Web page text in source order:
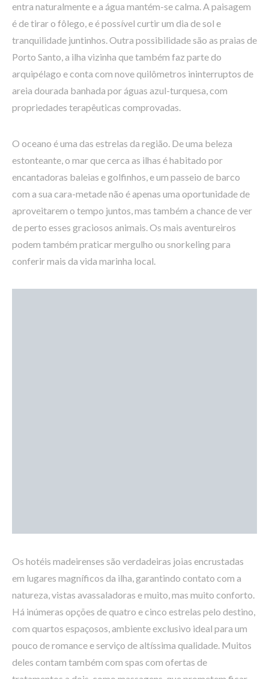
entra naturalmente e a água mantém-se calma. A paisagem
é de tirar o fôlego, e é possível curtir um dia de sol e
tranquilidade juntinhos. Outra possibilidade são as praias de
Porto Santo, a ilha vizinha que também faz parte do
arquipélago e conta com nove quilômetros ininterruptos de
areia dourada banhada por águas azul-turquesa, com
propriedades terapêuticas comprovadas.
O oceano é uma das estrelas da região. De uma beleza
estonteante, o mar que cerca as ilhas é habitado por
encantadoras baleias e golfinhos, e um passeio de barco
com a sua cara-metade não é apenas uma oportunidade de
aproveitarem o tempo juntos, mas também a chance de ver
de perto esses graciosos animais. Os mais aventureiros
podem também praticar mergulho ou snorkeling para
conferir mais da vida marinha local.
Os hotéis madeirenses são verdadeiras joias encrustadas
em lugares magníficos da ilha, garantindo contato com a
natureza, vistas avassaladoras e muito, mas muito conforto.
Há inúmeras opções de quatro e cinco estrelas pelo destino,
com quartos espaçosos, ambiente exclusivo ideal para um
pouco de romance e serviço de altíssima qualidade. Muitos
deles contam também com spas com ofertas de